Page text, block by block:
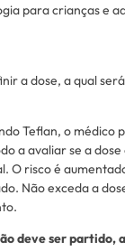
para crianças e
a dose, a qual
Teflan, o médico
a avaliar se a
O risco é
Não exceda a
deve ser partido,